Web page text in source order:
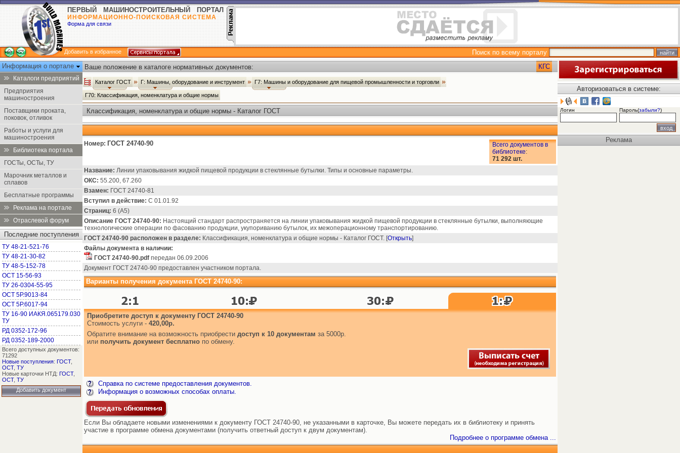
ПЕРВЫЙ МАШИНОСТРОИТЕЛЬНЫЙ ПОРТАЛ
ИНФОРМАЦИОННО-ПОИСКОВАЯ СИСТЕМА
Форма для связи
Добавить в избранное
Поиск по всему порталу
Информация о портале
Каталоги предприятий
Предприятия
машиностроения
Поставщики проката,
поковок, отливок
Работы и услуги для
машиностроения
Библиотека портала
ГОСТы, ОСТы, ТУ
Марочник металлов и
сплавов
Бесплатные программы
Реклама на портале
Отраслевой форум
Последние поступления
ТУ 48-21-521-76
ТУ 48-21-30-82
ТУ 48-5-152-78
ОСТ 15-56-93
ТУ 26-0304-55-95
ОСТ 5Р.9013-84
ОСТ 5Р.6017-94
ТУ 16-90 ИАКЯ.065179.030
ТУ
РД 0352-172-96
РД 0352-189-2000
Всего доступных документов:
71292
Новые поступления: ГОСТ,
ОСТ, ТУ
Новые карточки НТД: ГОСТ,
ОСТ, ТУ
Добавить документ
Ваше положение в каталоге нормативных документов: КГС
Каталог ГОСТ Г: Машины, оборудование и инструмент Г7: Машины и оборудование для пищевой промышленности и торговли
Г70: Классификация, номенклатура и общие нормы
Классификация, номенклатура и общие нормы - Каталог ГОСТ
Номер: ГОСТ 24740-90
Всего документов в
библиотеке:
71 292 шт.
Название: Линии упаковывания жидкой пищевой продукции в стеклянные бутылки. Типы и основные параметры.
ОКС: 55.200, 67.260
Взамен: ГОСТ 24740-81
Вступил в действие: С 01.01.92
Страниц: 6 (А5)
Описание ГОСТ 24740-90: Настоящий стандарт распространяется на линии упаковывания жидкой пищевой продукции в стеклянные бутылки, выполняющие
технологические операции по фасованию продукции, укупориванию бутылок, их межоперационному транспортированию.
ГОСТ 24740-90 расположен в разделе: Классификация, номенклатура и общие нормы - Каталог ГОСТ. [Открыть]
Файлы документа в наличии:
ГОСТ 24740-90.pdf передан 06.09.2006
Документ ГОСТ 24740-90 предоставлен участником портала.
Варианты получения документа ГОСТ 24740-90:
Приобретите доступ к документу ГОСТ 24740-90
Стоимость услуги - 420,00р.
Обратите внимание на возможность приобрести доступ к 10 документам за 5000р.
или получить документ бесплатно по обмену.
Справка по системе предоставления документов.
Информация о возможных способах оплаты.
Если Вы обладаете новыми изменениями к документу ГОСТ 24740-90, не указанными в карточке, Вы можете передать их в библиотеку и принять
участие в программе обмена документами (получить ответный доступ к двум документам).
Подробнее о программе обмена ...
Авторизоваться в системе:
Логин Пароль(забыли?)
Реклама